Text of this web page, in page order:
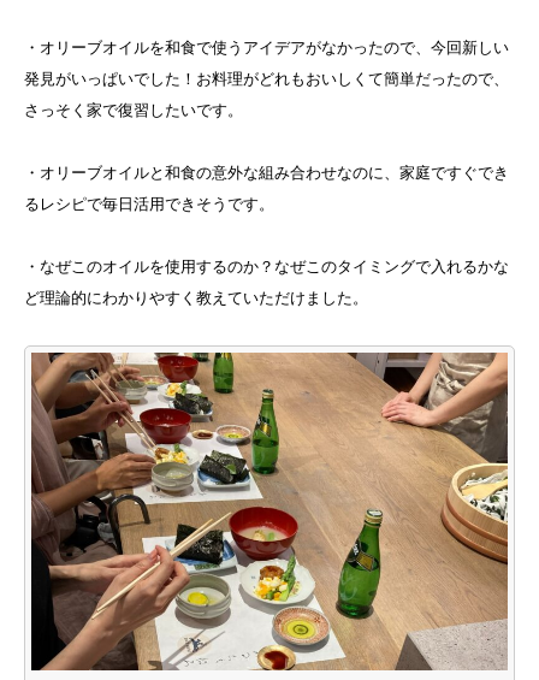
・オリーブオイルを和食で使うアイデアがなかったので、今回新しい
発見がいっぱいでした！お料理がどれもおいしくて簡単だったので、
さっそく家で復習したいです。
・オリーブオイルと和食の意外な組み合わせなのに、家庭ですぐでき
るレシピで毎日活用できそうです。
・なぜこのオイルを使用するのか？なぜこのタイミングで入れるかな
ど理論的にわかりやすく教えていただけました。